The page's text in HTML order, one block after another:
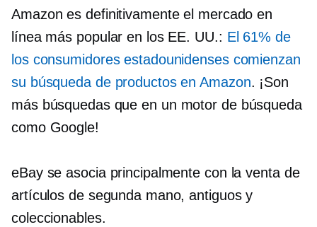
Amazon es definitivamente el mercado en
línea más popular en los EE. UU.: El 61% de
los consumidores estadounidenses comienzan
su búsqueda de productos en Amazon. ¡Son
más búsquedas que en un motor de búsqueda
como Google!
eBay se asocia principalmente con la venta de
artículos de segunda mano, antiguos y
coleccionables.